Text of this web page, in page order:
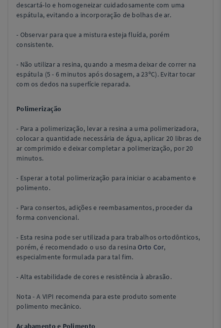
descartá-lo e homogeneizar cuidadosamente com uma
espátula, evitando a incorporação de bolhas de ar.
- Observar para que a mistura esteja fluída, porém
consistente.
- Não utilizar a resina, quando a mesma deixar de correr na
espátula (5 - 6 minutos após dosagem, a 23ºC). Evitar tocar
com os dedos na superfície reparada.
Polimerização
- Para a polimerização, levar a resina a uma polimerizadora,
colocar a quantidade necessária de água, aplicar 20 libras de
ar comprimido e deixar completar a polimerização, por 20
minutos.
- Esperar a total polimerização para iniciar o acabamento e
polimento.
- Para consertos, adições e reembasamentos, proceder da
forma convencional.
- Esta resina pode ser utilizada para trabalhos ortodônticos,
porém, é recomendado o uso da resinaOrto Cor,
especialmente formulada para tal fim.
- Alta estabilidade de cores e resistência à abrasão.
Nota - A VIPI recomenda para este produto somente
polimento mecânico.
Acabamento e Polimento